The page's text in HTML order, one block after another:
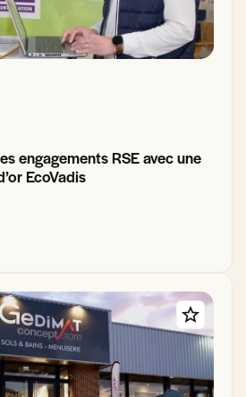
engagements RSE avec une
EcoVadis